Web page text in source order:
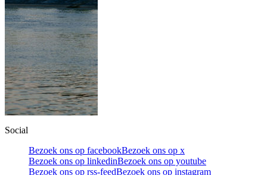
Social
Bezoek ons op facebookBezoek ons op x
Bezoek ons op linkedinBezoek ons op youtube
Bezoek ons op rss-feedBezoek ons op instagram